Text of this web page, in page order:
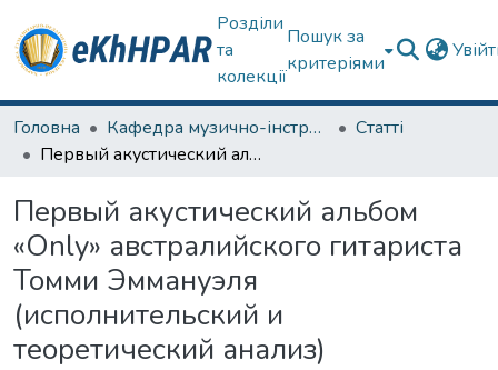
Розділи
та
колекції
Пошук за
критеріями
Головна Кафедра музично-інструментальної підготовки вчителя
Статті
Первый акустический альбом «Only» австралийского гитариста Томми Эммануэля (исполнительский и теоретический анализ)
Первый акустический альбом
«Only» австралийского гитариста
Томми Эммануэля
(исполнительский и
теоретический анализ)